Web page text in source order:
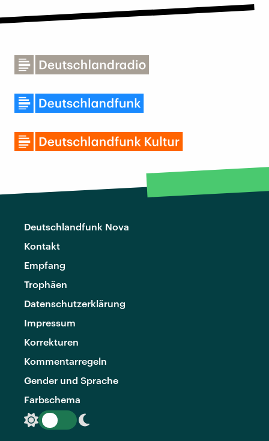
Deutschlandfunk Nova
Kontakt
Empfang
Trophäen
Datenschutzerklärung
Impressum
Korrekturen
Kommentarregeln
Gender und Sprache
Farbschema